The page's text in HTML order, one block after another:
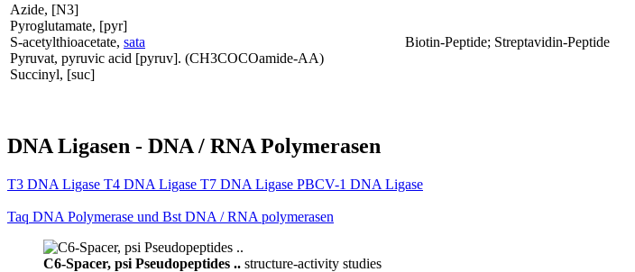
Azide, [N3]
Pyroglutamate, [pyr]
S-acetylthioacetate, sata
Pyruvat, pyruvic acid [pyruv]. (CH3COCOamide-AA)
Succinyl, [suc]
Biotin-Peptide; Streptavidin-Peptide
DNA Ligasen - DNA / RNA Polymerasen
T3 DNA Ligase T4 DNA Ligase T7 DNA Ligase PBCV-1 DNA Ligase
Taq DNA Polymerase und Bst DNA / RNA polymerasen
C6-Spacer, psi Pseudopeptides .. structure-activity studies